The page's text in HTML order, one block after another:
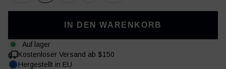
IN DEN WARENKORB
Auf lager
Kostenloser Versand ab $150
Hergestellt in EU